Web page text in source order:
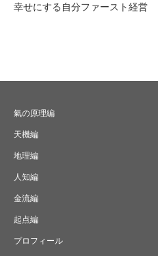
幸せにする自分ファースト経営
氣の原理編
天機編
地理編
人知編
金流編
起点編
プロフィール